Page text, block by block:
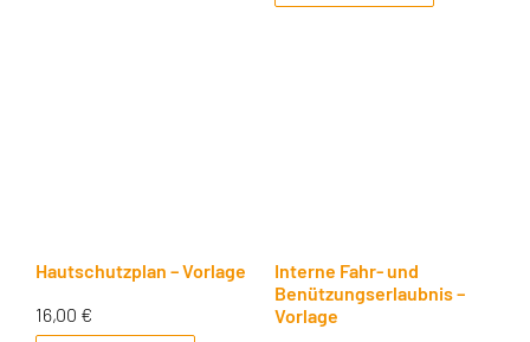
Hautschutzplan – Vorlage
16,00 €
Interne Fahr- und
Benützungserlaubnis –
Vorlage